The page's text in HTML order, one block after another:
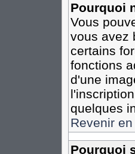
Pourquoi
Vous
vous avez
certains
fonctions
d'une
quelques
Revenir
Pourquoi